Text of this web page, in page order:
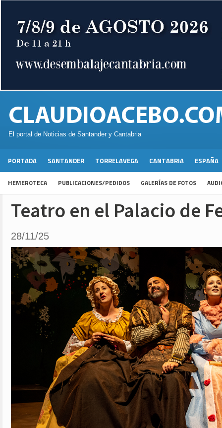
El portal de Noticias de Santander y Cantabria
PORTADA SANTANDER TORRELAVEGA CANTABRIA ESPAÑA
HEMEROTECA PUBLICACIONES/PEDIDOS GALERÍAS DE FOTOS
Teatro en el Palacio de
28/11/25